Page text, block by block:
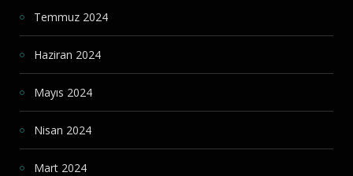
Temmuz 2024
Haziran 2024
Mayıs 2024
Nisan 2024
Mart 2024